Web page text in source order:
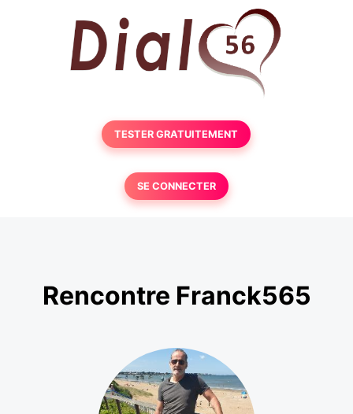
TESTER GRATUITEMENT
SE CONNECTER
Rencontre Franck565